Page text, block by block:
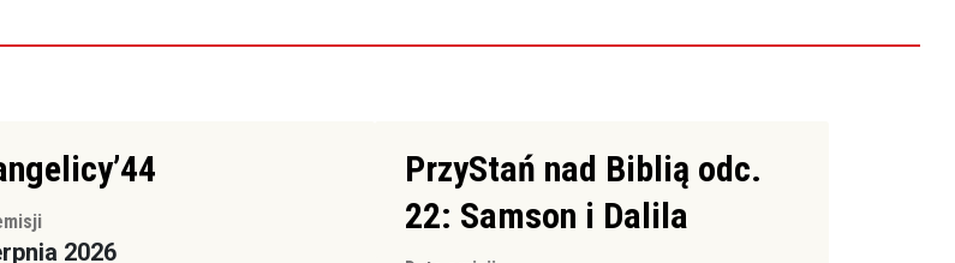
2026
PrzyStań nad Biblią odc.
22: Samson i Dalila